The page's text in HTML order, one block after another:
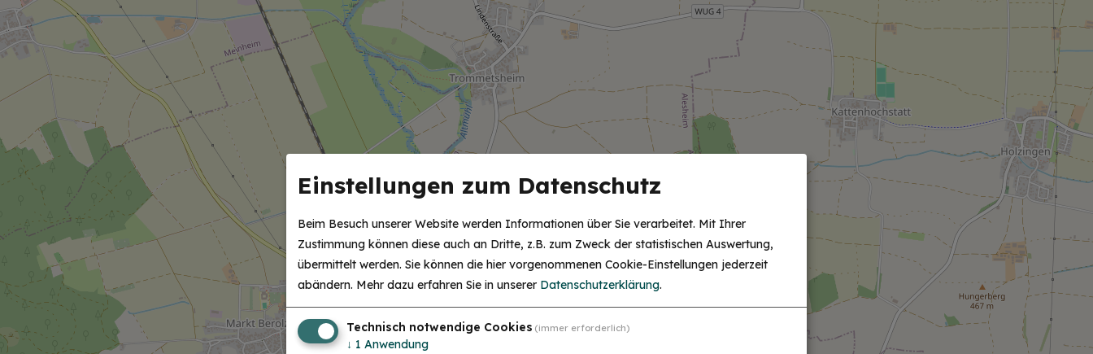
Einstellungen zum Datenschutz
Beim Besuch unserer Website werden Informationen über Sie verarbeitet. Mit Ihrer
Zustimmung können diese auch an Dritte, z.B. zum Zweck der statistischen Auswertung,
übermittelt werden. Sie können die hier vorgenommenen Cookie-Einstellungen jederzeit
abändern. Mehr dazu erfahren Sie in unserer Datenschutzerklärung.
Technisch notwendige Cookies (immer erforderlich)
↓ 1 Anwendung